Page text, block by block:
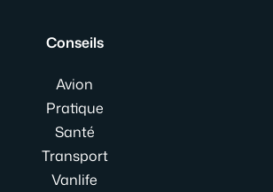
Conseils
Avion
Pratique
Santé
Transport
Vanlife